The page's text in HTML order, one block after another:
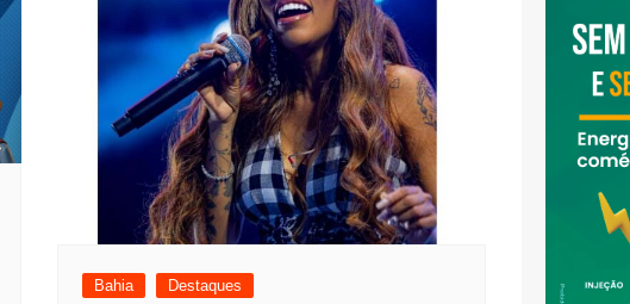
Bahia Destaques